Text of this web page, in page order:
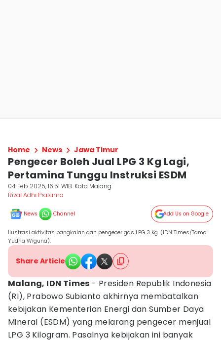
Home News Jawa Timur
Pengecer Boleh Jual LPG 3 Kg Lagi,
Pertamina Tunggu Instruksi ESDM
04 Feb 2025, 16:51 WIB Kota Malang
Rizal Adhi Pratama
News Channel Add Us on Google
Ilustrasi aktivitas pangkalan dan pengecer gas LPG 3 Kg. (IDN Times/Tama
Yudha Wiguna).
Share Article
Malang, IDN Times - Presiden Republik Indonesia
(RI), Prabowo Subianto akhirnya membatalkan
kebijakan Kementerian Energi dan Sumber Daya
Mineral (ESDM) yang melarang pengecer menjual
LPG 3 Kilogram. Pasalnya kebijakan ini banyak